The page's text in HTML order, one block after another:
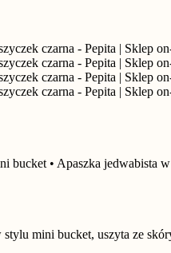
bucket • Apaszka jedwabista
mini bucket, uszyta ze